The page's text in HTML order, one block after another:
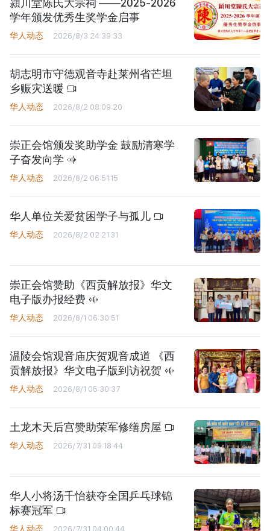
潁川堂陈氏大宗祠 ——2025-2026
学年颁发优秀生奖学金启事
华人动态 2026/8/3 24:39:33
胡志明市守德观音寺赴莱州省芒坦
乡赈灾送暖
华人动态 2026/8/2 08:09:20
崇正会馆颁发奖助学金 鼓励清寒学
子奋发向学
华人动态 2026/8/2 06:51:15
华人单位关爱贫困学子与孤儿
华人动态 2026/8/2 02:21:31
崇正会馆赞助《西贡解放报》华文
电子版办报经费
华人动态 2026/8/1 06:30:51
温陵会馆观音庙庆贺观音成道 《西
贡解放报》华文电子版到访祝贺
华人动态 2026/8/1 05:30:37
土龙木天后宫赞助荣军修缮房屋
华人动态 2026/7/31 09:18:44
华人小将汤千怡获夺全国乒乓球锦
标赛冠军
华人动态 2026/7/31 04:00:44